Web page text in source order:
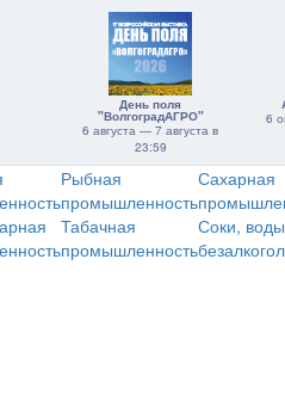
День поля
"ВолгоградАГРО"
6 августа — 7 августа в
23:59
6
Рыбная
промышленность
Сахарная
Табачная
промышленность
Соки,